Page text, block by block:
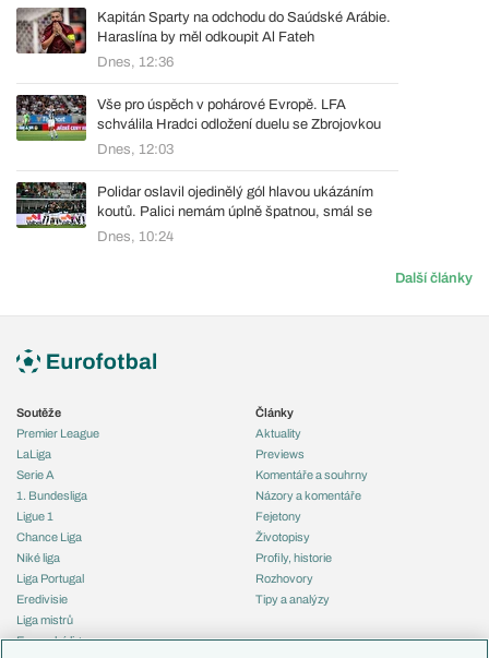
Kapitán Sparty na odchodu do Saúdské Arábie.
Haraslína by měl odkoupit Al Fateh
Dnes, 12:36
Vše pro úspěch v pohárové Evropě. LFA
schválila Hradci odložení duelu se Zbrojovkou
Dnes, 12:03
Polidar oslavil ojedinělý gól hlavou ukázáním
koutů. Palici nemám úplně špatnou, smál se
Dnes, 10:24
Další články
Soutěže
Premier League
LaLiga
Serie A
1. Bundesliga
Ligue 1
Chance Liga
Niké liga
Liga Portugal
Eredivisie
Liga mistrů
Evropská liga
Články
Aktuality
Previews
Komentáře a souhrny
Názory a komentáře
Fejetony
Životopisy
Profily, historie
Rozhovory
Tipy a analýzy